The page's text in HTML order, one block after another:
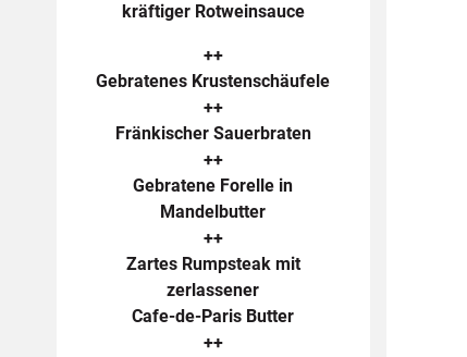
kräftiger Rotweinsauce
++
Gebratenes Krustenschäufele
++
Fränkischer Sauerbraten
++
Gebratene Forelle in
Mandelbutter
++
Zartes Rumpsteak mit
zerlassener
Cafe-de-Paris Butter
++